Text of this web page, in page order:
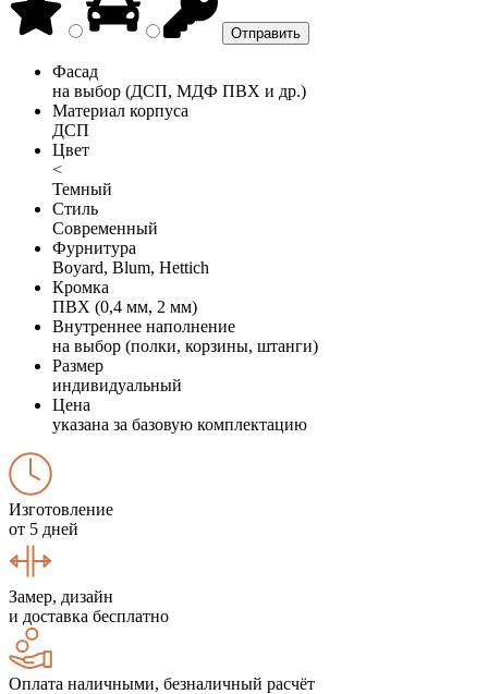
Фасад
на выбор (ДСП, МДФ ПВХ и др.)
Материал корпуса
ДСП
Цвет
<
Темный
Стиль
Современный
Фурнитура
Boyard, Blum, Hettich
Кромка
ПВХ (0,4 мм, 2 мм)
Внутреннее наполнение
на выбор (полки, корзины, штанги)
Размер
индивидуальный
Цена
указана за базовую комплектацию
Изготовление
от 5 дней
Замер, дизайн
и доставка бесплатно
Оплата наличными, безналичный расчёт